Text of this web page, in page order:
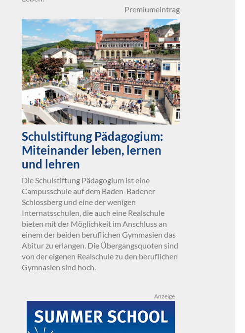
Premiumeintrag
Schulstiftung Pädagogium:
Miteinander leben, lernen
und lehren
Die Schulstiftung Pädagogium ist eine
Campusschule auf dem Baden-Badener
Schlossberg und eine der wenigen
Internatsschulen, die auch eine Realschule
bieten mit der Möglichkeit im Anschluss an
einem der beiden beruflichen Gymmasien das
Abitur zu erlangen. Die Übergangsquoten sind
von der eigenen Realschule zu den beruflichen
Gymnasien sind hoch.
Anzeige